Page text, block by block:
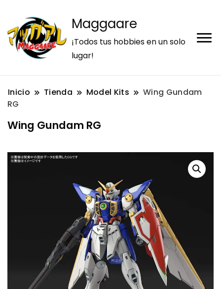
Maggaare
¡Todos tus hobbies en un solo
lugar!
Inicio Tienda Model Kits
Wing Gundam
RG
Wing Gundam RG